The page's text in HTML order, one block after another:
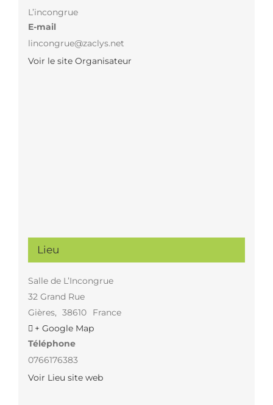
L’incongrue
E-mail
lincongrue@zaclys.net
Voir le site Organisateur
Lieu
Salle de L’Incongrue
32 Grand Rue
Gières, 38610
France
+ Google Map
Téléphone
0766176383
Voir Lieu site web